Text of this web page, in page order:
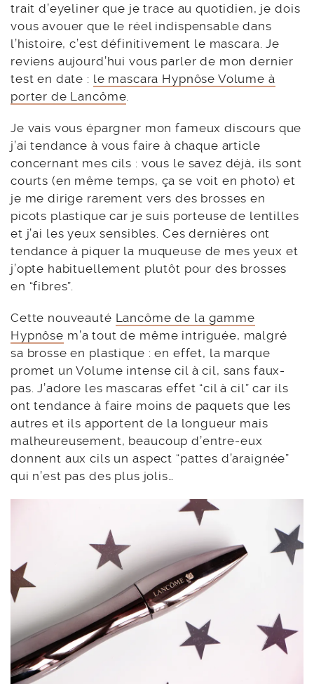
trait d’eyeliner que je trace au quotidien, je dois
vous avouer que le réel indispensable dans
l’histoire, c’est définitivement le mascara. Je
reviens aujourd’hui vous parler de mon dernier
test en date : le mascara Hypnôse Volume à
porter de Lancôme
Je vais vous épargner mon fameux discours que
j’ai tendance à vous faire à chaque article
concernant mes cils : vous le savez déjà, ils sont
courts (en même temps, ça se voit en photo) et
je me dirige rarement vers des brosses en
picots plastique car je suis porteuse de lentilles
et j’ai les yeux sensibles. Ces dernières ont
tendance à piquer la muqueuse de mes yeux et
j’opte habituellement plutôt pour des brosses
en “fibres”.
Cette nouveauté Lancôme de la gamme
Hypnôse m’a tout de même intriguée, malgré
sa brosse en plastique : en effet, la marque
promet un Volume intense cil à cil, sans faux-
pas. J’adore les mascaras effet “cil à cil” car ils
ont tendance à faire moins de paquets que les
autres et ils apportent de la longueur mais
malheureusement, beaucoup d’entre-eux
donnent aux cils un aspect “pattes d’araignée”
qui n’est pas des plus jolis…